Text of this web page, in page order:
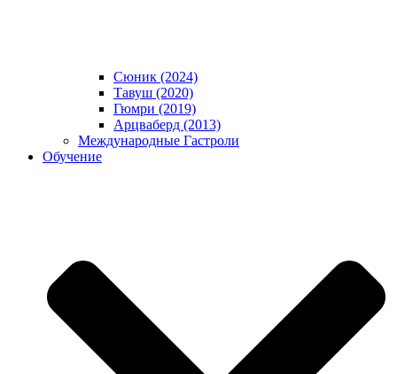
Сюник (2024)
Тавуш (2020)
Гюмри (2019)
Арцваберд (2013)
Международные Гастроли
Обучение